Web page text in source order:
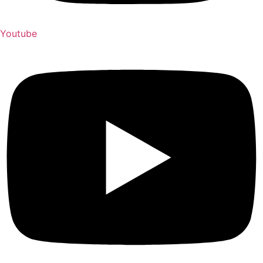
Youtube